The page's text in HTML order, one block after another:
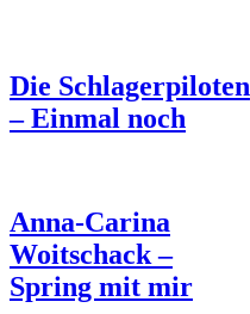
Die Schlagerpiloten
– Einmal noch
Anna-Carina
Woitschack –
Spring mit mir